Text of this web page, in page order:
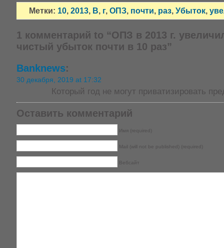
Метки: 10, 2013, В, г, ОПЗ, почти, раз, Убыток,
1 комментарий to “ОПЗ в 2013 г.
чистый убыток почти в 10 раз”
Banknews:
30 декабря, 2019 at 17:32
Который год не могут приватизировать
Оставить комментарий
Имя (required)
Mail (will not be published) (required)
Вебсайт